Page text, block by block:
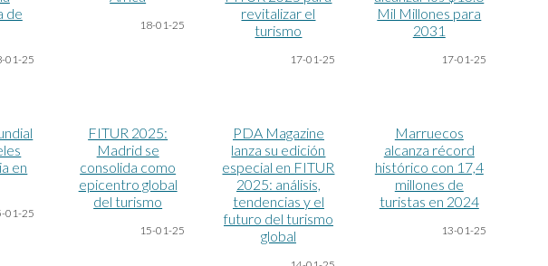
de
01-25
18-01-25
revitalizar el
turismo
17-01-25
Mil Millones para
2031
17-01-25
en
01-25
FITUR 2025:
Madrid se
consolida como
epicentro global
del turismo
15-01-25
PDA Magazine
lanza su edición
especial en FITUR
2025: análisis,
tendencias y el
futuro del turismo
global
Marruecos
alcanza récord
histórico con 17,4
millones de
turistas en 2024
13-01-25